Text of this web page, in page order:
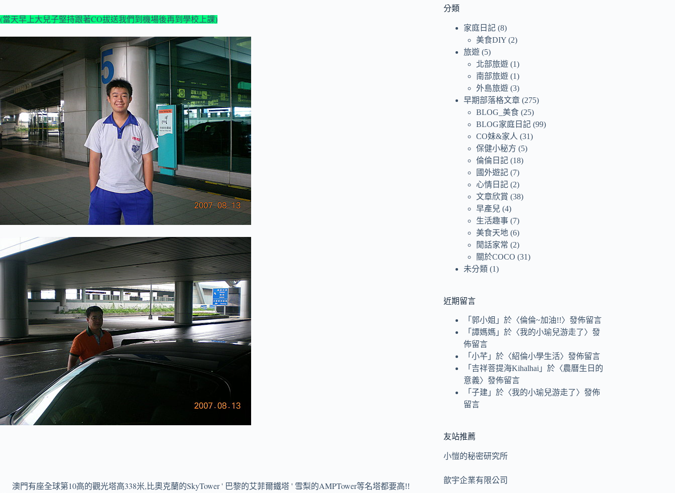
(當天早上大兒子堅持跟著CO拔送我們到機場後再到學校上課)
澳門有座全球第10高的觀光塔高338米, 比奧克蘭的SkyTower ' 巴黎的艾菲爾鐵塔 ' 雪梨的AMPTower等名塔都要高!!
符
分類
家庭日記 (8)
美食DIY (2)
旅遊 (5)
北部旅遊 (1)
南部旅遊 (1)
外島旅遊 (3)
早期部落格文章 (275)
BLOG_美食 (25)
BLOG家庭日記 (99)
CO妹&家人 (31)
保健小秘方 (5)
倫倫日記 (18)
國外遊記 (7)
心情日記 (2)
文章欣賞 (38)
早產兒 (4)
生活趣事 (7)
美食天地 (6)
閒話家常 (2)
關於COCO (31)
未分類 (1)
近期留言
「郭小姐 」於〈倫倫~加油!!〉發佈留言
「譚媽媽 」於〈我的小瑜兒游走了〉發
佈留言
「小芊 」於〈紹倫小學生活〉發佈留言
「 吉祥菩提海Kihalhai 」於〈農曆生日的
意義〉發佈留言
「子建 」於〈我的小瑜兒游走了〉發佈
留言
友站推薦
小愷的秘密研究所
歆宇企業有限公司